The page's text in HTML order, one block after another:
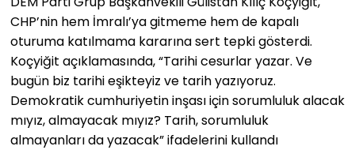
CHP’nin hem İmralı’ya gitmeme hem de kapalı
oturuma katılmama kararına sert tepki gösterdi.
Koçyiğit açıklamasında, “Tarihi cesurlar yazar. Ve
bugün biz tarihi eşikteyiz ve tarih yazıyoruz.
Demokratik cumhuriyetin inşası için sorumluluk alacak
mıyız, almayacak mıyız? Tarih, sorumluluk
almayanları da yazacak” ifadelerini kullandı